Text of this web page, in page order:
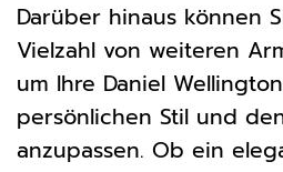
Darüber hinaus können
Vielzahl von weiteren
um Ihre Daniel
persönlichen Stil und
anzupassen. Ob ein